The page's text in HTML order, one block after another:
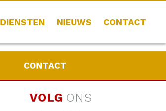
DIENSTEN NIEUWS CONTACT
CONTACT
VOLG ONS